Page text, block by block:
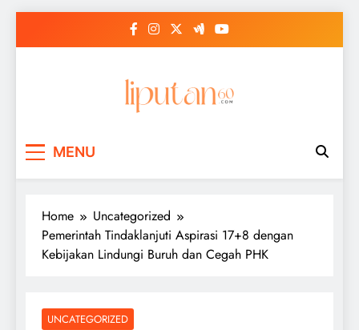
MENU
Home
Uncategorized
Pemerintah Tindaklanjuti Aspirasi 17+8 dengan
Kebijakan Lindungi Buruh dan Cegah PHK
UNCATEGORIZED